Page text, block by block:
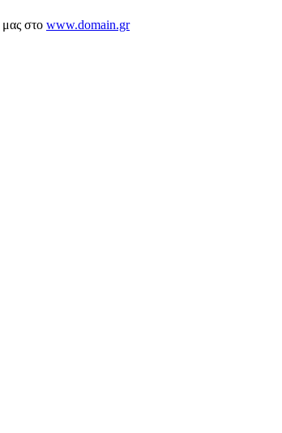
μας στο www.domain.gr